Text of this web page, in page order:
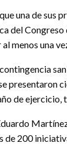
una de sus
del
menos una
presentaron
de ejercicio,
de 200